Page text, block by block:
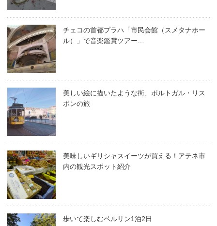
チェコの首都プラハ「市民会館（スメタナホー
ル）」で音楽鑑賞ツアー…
美しい絵に描いたような街、ポルトガル・リス
ボンの旅
美味しいギリシャスイーツが買える！アテネ市
内の観光スポット紹介
歩いて楽しむベルリン1泊2日